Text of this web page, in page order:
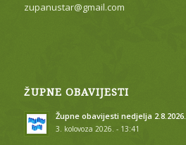
zupanustar@gmail.com
ŽUPNE OBAVIJESTI
Župne obavijesti nedjelja 2.8.2026.
3. kolovoza 2026. - 13:41